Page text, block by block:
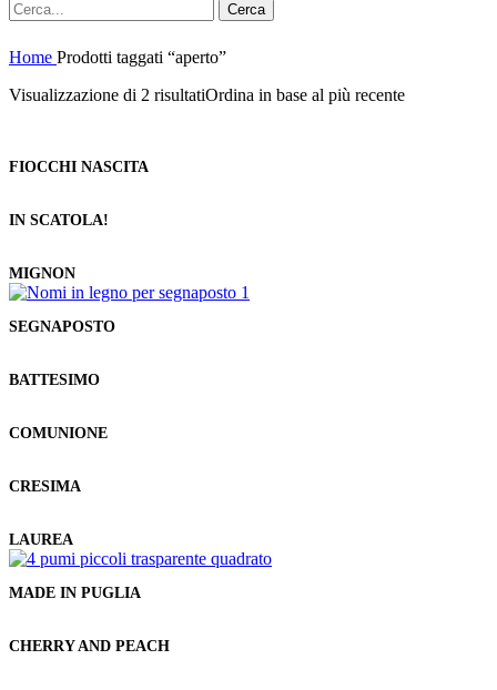
Cerca
Home Prodotti taggati “aperto”
Visualizzazione di 2 risultatiOrdina in base al più recente
FIOCCHI NASCITA
IN SCATOLA!
MIGNON
SEGNAPOSTO
BATTESIMO
COMUNIONE
CRESIMA
LAUREA
MADE IN PUGLIA
CHERRY AND PEACH